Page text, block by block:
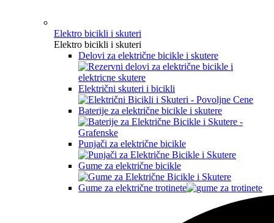
Elektro bicikli i skuteri
Elektro bicikli i skuteri
Delovi za električne bicikle i skutere
Električni skuteri i bicikli
Baterije za električne bicikle i skutere
Punjači za električne bicikle
Gume za električne bicikle
Gume za električne trotinete